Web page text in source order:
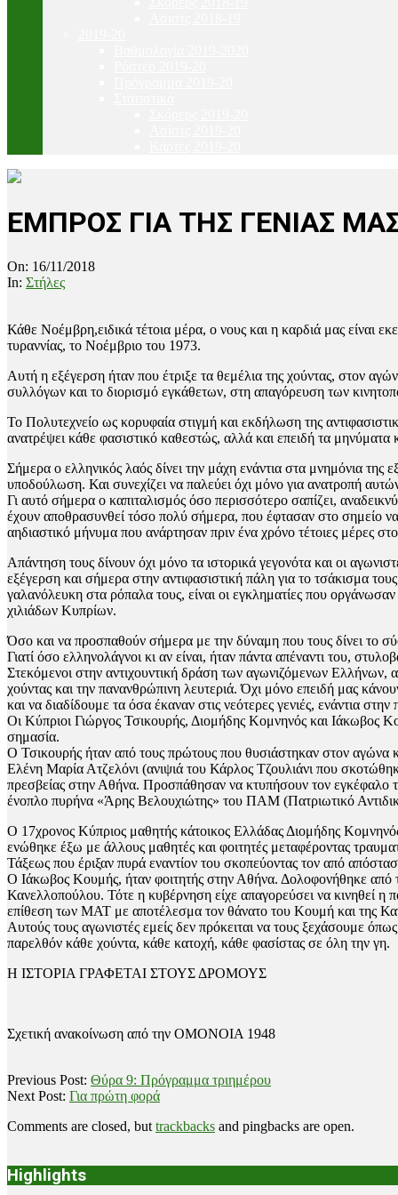
ΕΜΠΡΟΣ ΓΙΑ ΤΗΣ ΓΕΝΙΑΣ
On: 16/11/2018
In: Στήλες
Κάθε Νοέμβρη,ειδικά τέτοια μέρα, ο νους και η καρδιά μας είναι
τυραννίας, το Νοέμβριο του 1973.
Αυτή η εξέγερση ήταν που έτριξε τα θεμέλια της χούντας, στον
συλλόγων και το διορισμό εγκάθετων, στη απαγόρευση των
Το Πολυτεχνείο ως κορυφαία στιγμή και εκδήλωση της
ανατρέψει κάθε φασιστικό καθεστώς, αλλά και επειδή τα μηνύματα
Σήμερα ο ελληνικός λαός δίνει την μάχη ενάντια στα μνημόνια της
υποδούλωση. Και συνεχίζει να παλεύει όχι μόνο για ανατροπή
Γι αυτό σήμερα ο καπιταλισμός όσο περισσότερο σαπίζει,
έχουν αποθρασυνθεί τόσο πολύ σήμερα, που έφτασαν στο σημείο
αηδιαστικό μήνυμα που ανάρτησαν πριν ένα χρόνο τέτοιες μέρες
Απάντηση τους δίνουν όχι μόνο τα ιστορικά γεγονότα και οι
εξέγερση και σήμερα στην αντιφασιστική πάλη για το τσάκισμα
γαλανόλευκη στα ρόπαλα τους, είναι οι εγκληματίες που
χιλιάδων Κυπρίων.
Όσο και να προσπαθούν σήμερα με την δύναμη που τους δίνει το
Γιατί όσο ελληνολάγνοι κι αν είναι, ήταν πάντα απέναντι του,
Στεκόμενοι στην αντιχουντική δράση των αγωνιζόμενων Ελλήνων,
χούντας και την πανανθρώπινη λευτεριά. Όχι μόνο επειδή μας
και να διαδίδουμε τα όσα έκαναν στις νεότερες γενιές, ενάντια
Οι Κύπριοι Γιώργος Τσικουρής, Διομήδης Κομνηνός και Ιάκωβος
σημασία.
Ο Τσικουρής ήταν από τους πρώτους που θυσιάστηκαν στον αγώνα
Ελένη Μαρία Ατζελόνι (ανιψιά του Κάρλος Τζουλιάνι που
πρεσβείας στην Αθήνα. Προσπάθησαν να κτυπήσουν τον εγκέφαλο
ένοπλο πυρήνα «Άρης Βελουχιώτης» του ΠΑΜ (Πατριωτικό
Ο 17χρονος Κύπριος μαθητής κάτοικος Ελλάδας Διομήδης
ενώθηκε έξω με άλλους μαθητές και φοιτητές μεταφέροντας
Τάξεως που έριξαν πυρά εναντίον του σκοπεύοντας τον από
Ο Ιάκωβος Κουμής, ήταν φοιτητής στην Αθήνα. Δολοφονήθηκε από
Κανελλοπούλου. Τότε η κυβέρνηση είχε απαγορεύσει να κινηθεί η
επίθεση των ΜΑΤ με αποτέλεσμα τον θάνατο του Κουμή και της
Αυτούς τους αγωνιστές εμείς δεν πρόκειται να τους ξεχάσουμε
παρελθόν κάθε χούντα, κάθε κατοχή, κάθε φασίστας σε όλη την γη.
Η ΙΣΤΟΡΙΑ ΓΡΑΦΕΤΑΙ ΣΤΟΥΣ ΔΡΟΜΟΥΣ
Σχετική ανακοίνωση από την ΟΜΟΝΟΙΑ 1948
2018-
11-
Previous Post: Θύρα 9: Πρόγραμμα τριημέρου
Next Post: Για πρώτη φορά
Comments are closed, but trackbacks and pingbacks are open.
Highlights